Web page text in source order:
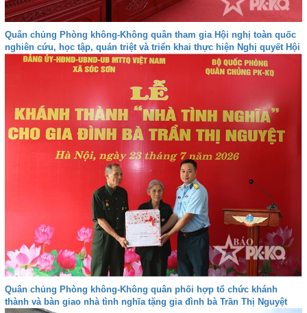
Quân chủng Phòng không-Không quân tham gia Hội nghị toàn quốc
nghiên cứu, học tập, quán triệt và triển khai thực hiện Nghị quyết Hội
nghị lần thứ ba Ban Chấp hành Trung ương Đảng khóa XIV
Quân chủng Phòng không-Không quân phối hợp tổ chức khánh
thành và bàn giao nhà tình nghĩa tặng gia đình bà Trần Thị Nguyệt